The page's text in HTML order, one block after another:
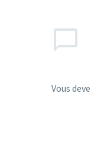
Vous